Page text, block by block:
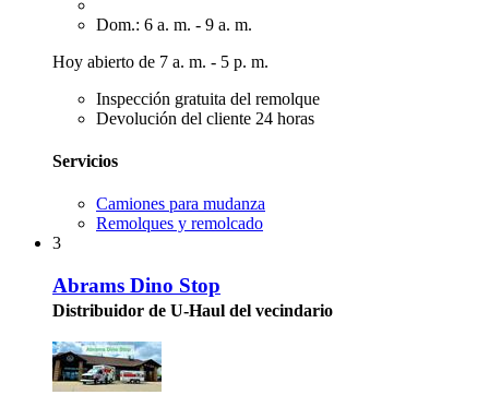
Dom.: 6 a. m. - 9 a. m.
Hoy abierto de 7 a. m. - 5 p. m.
Inspección gratuita del remolque
Devolución del cliente 24 horas
Servicios
Camiones para mudanza
Remolques y remolcado
3
Abrams Dino Stop
Distribuidor de U-Haul del vecindario